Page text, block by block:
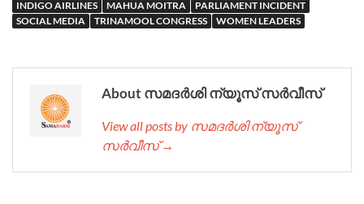
INDIGO AIRLINES
MAHUA MOITRA
PARLIAMENT INCIDENT
SOCIAL MEDIA
TRINAMOOL CONGRESS WOMEN LEADERS
About സമദർശി ന്യൂസ് സർവീസ്
View all posts by സമദർശി ന്യൂസ്
സർവീസ് →